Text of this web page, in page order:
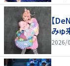
【
みゅ
2026/